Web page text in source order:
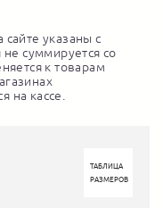
указаны с
суммируется со
к товарам
на кассе.
ТАБЛИЦА
РАЗМЕРОВ